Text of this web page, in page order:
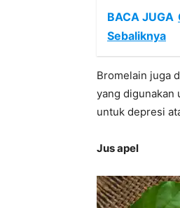
BACA JUGA
Sebaliknya
Bromelain juga
yang digunakan
untuk depresi
Jus apel